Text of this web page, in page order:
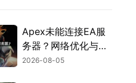
Apex未能连接EA服
务器？网络优化与故
障排查指南！
2026-08-05